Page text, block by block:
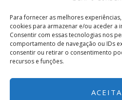
Para fornecer as melhores
cookies para armazenar e/ou aceder a
Consentir com essas tecnologias nos
comportamento de navegação ou IDs
consentir ou retirar o consentimento
recursos e funções.